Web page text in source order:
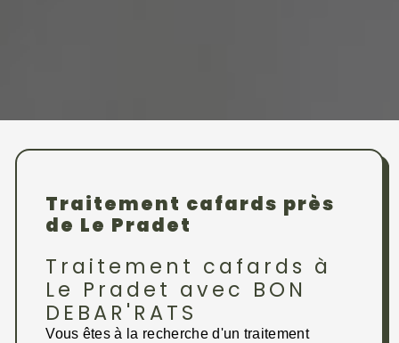
Traitement cafards près
de Le Pradet
Traitement cafards à
Le Pradet avec BON
DEBAR'RATS
Vous êtes à la recherche d'un traitement